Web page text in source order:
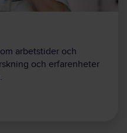
arbetstider och
och erfarenheter